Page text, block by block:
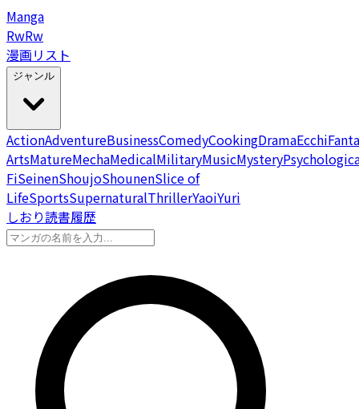
Manga
RwRw
漫画リスト
ジャンル
ActionAdventureBusinessComedyCookingDramaEcchi
ArtsMatureMechaMedicalMilitaryMusicMystery
FiSeinenShoujoShounenSlice of
LifeSportsSupernaturalThrillerYaoiYuri
しおり読書履歴